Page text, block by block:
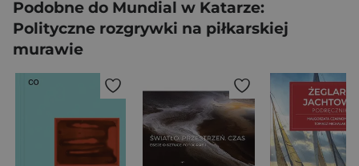
Podobne do Mundial w Katarze:
Polityczne rozgrywki na piłkarskiej
murawie